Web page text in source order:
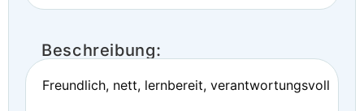
Beschreibung:
Freundlich, nett, lernbereit, verantwortungsvoll